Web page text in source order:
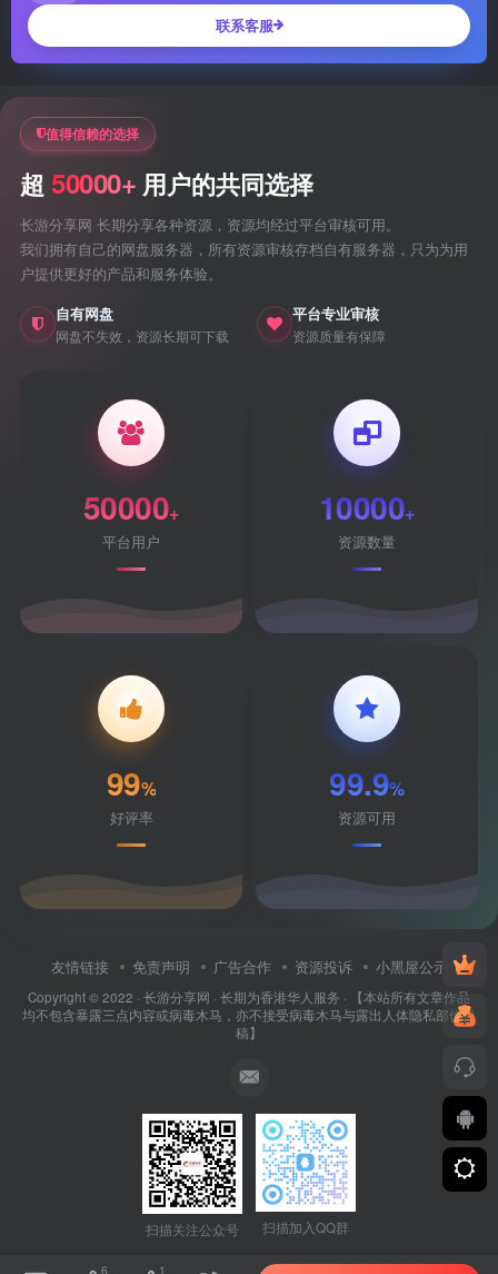
联系客服
值得信赖的选择
超 50000+ 用户的共同选择
长游分享网 长期分享各种资源，资源均经过平台审核可用。
我们拥有自己的网盘服务器，所有资源审核存档自有服务器，只为为用
户提供更好的产品和服务体验。
自有网盘
网盘不失效，资源长期可下载
平台专业审核
资源质量有保障
50000+
平台用户
10000+
资源数量
99%
好评率
99.9%
资源可用
友情链接 免责声明 广告合作 资源投诉 小黑屋公示
Copyright © 2022 · 长游分享网 · 长期为香港华人服务 · 【本站所有文章作品
均不包含暴露三点内容或病毒木马，亦不接受病毒木马与露出人体隐私部位投
稿】
扫描关注公众号 扫描加入QQ群
6 1